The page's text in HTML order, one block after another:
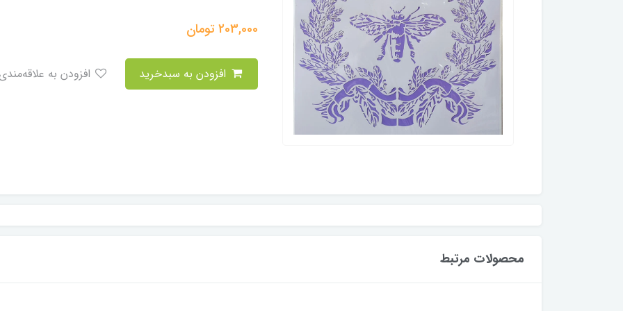
203,000تومان
محصولات مرتبط